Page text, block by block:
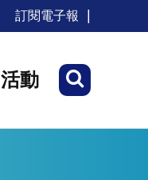
訂閱電子報
活動